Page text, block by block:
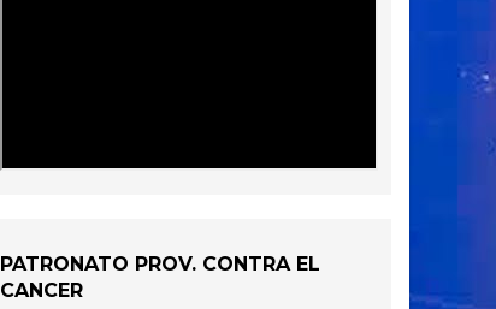
PATRONATO PROV. CONTRA EL
CANCER